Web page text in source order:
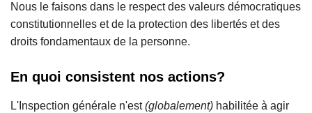
Nous le faisons dans le respect des valeurs démocratiques
constitutionnelles et de la protection des libertés et des
droits fondamentaux de la personne.
En quoi consistent nos actions?
L'Inspection générale n'est(globalement) habilitée à agir